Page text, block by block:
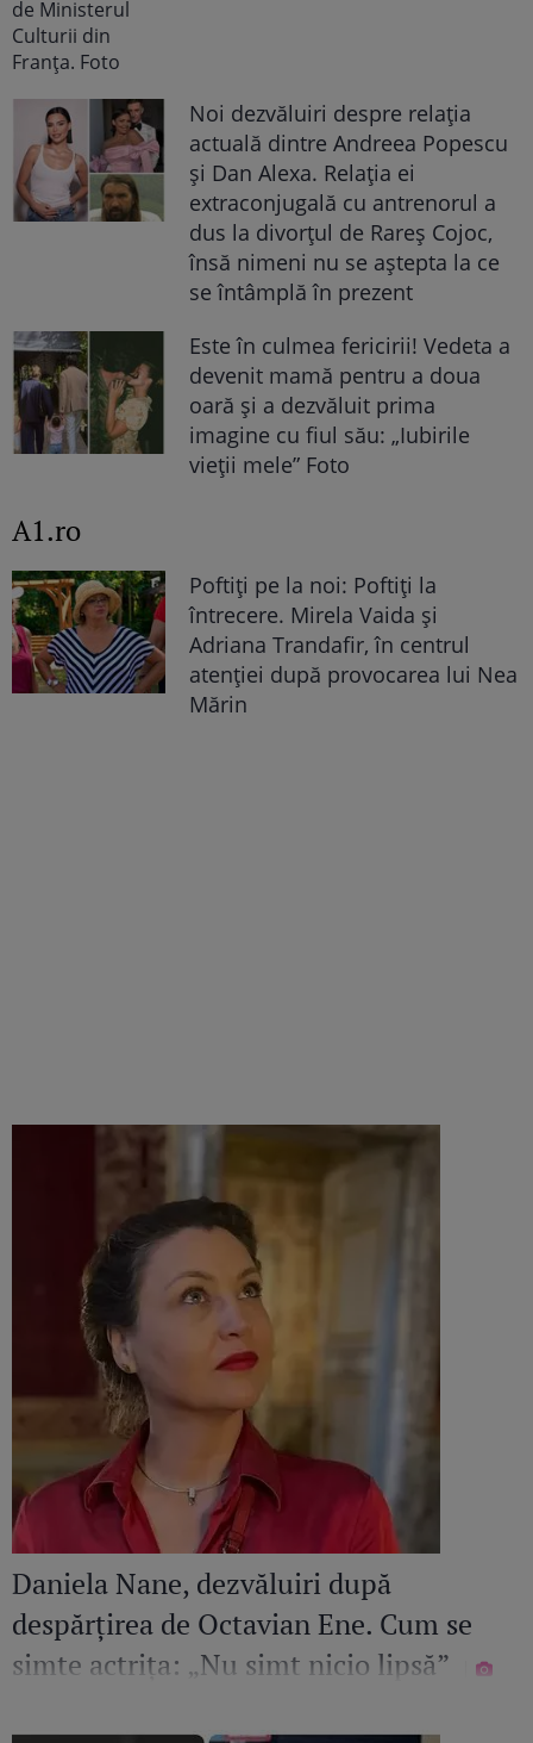
Noi dezvăluiri despre relația
actuală dintre Andreea Popescu
și Dan Alexa. Relația ei
extraconjugală cu antrenorul a
dus la divorțul de Rareș Cojoc,
însă nimeni nu se aștepta la ce
se întâmplă în prezent
Este în culmea fericirii! Vedeta a
devenit mamă pentru a doua
oară și a dezvăluit prima
imagine cu fiul său: „Iubirile
vieții mele” Foto
A1.ro
Poftiți pe la noi: Poftiți la
întrecere. Mirela Vaida și
Adriana Trandafir, în centrul
atenției după provocarea lui Nea
Mărin
Daniela Nane, dezvăluiri după
despărțirea de Octavian Ene. Cum se
simte actrița: „Nu simt nicio lipsă”